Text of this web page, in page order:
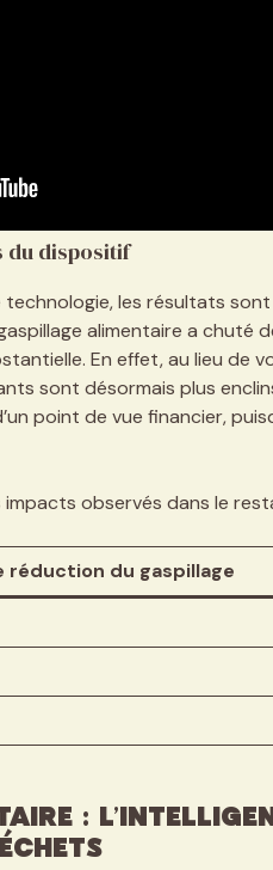
du dispositif
les résultats
alimentaire a chuté
En effet, au lieu de
sont désormais plus
point de vue financier,
observés dans le
réduction du gaspillage
: